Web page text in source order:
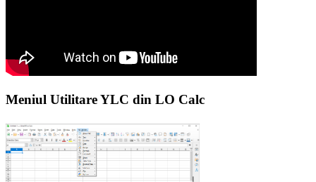
Meniul Utilitare YLC din LO Calc